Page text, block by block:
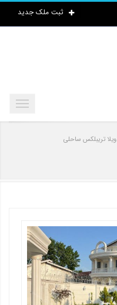
ثبت ملک جدید
ویلا تریبلکس ساحلی